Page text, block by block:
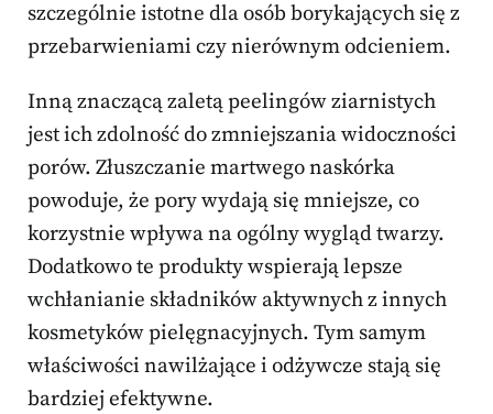
szczególnie istotne dla osób borykających się z
przebarwieniami czy nierównym odcieniem.
Inną znaczącą zaletą peelingów ziarnistych
jest ich zdolność do zmniejszania widoczności
porów. Złuszczanie martwego naskórka
powoduje, że pory wydają się mniejsze, co
korzystnie wpływa na ogólny wygląd twarzy.
Dodatkowo te produkty wspierają lepsze
wchłanianie składników aktywnych z innych
kosmetyków pielęgnacyjnych. Tym samym
właściwości nawilżające i odżywcze stają się
bardziej efektywne.